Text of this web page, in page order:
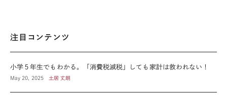
注目コンテンツ
小学５年生でもわかる。「消費税減税」しても家計は救われない！
May 20, 2025 土居 丈朗